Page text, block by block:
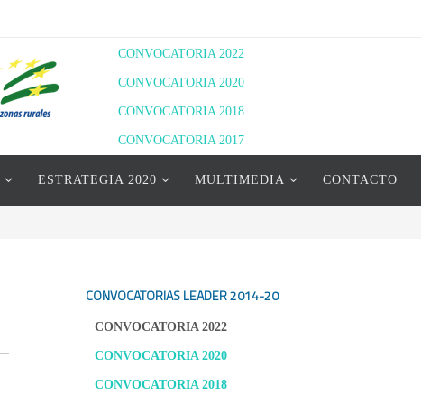
CONVOCATORIA 2022
CONVOCATORIA 2020
CONVOCATORIA 2018
CONVOCATORIA 2017
ESTRATEGIA 2020 MULTIMEDIA CONTACTO
CONVOCATORIAS LEADER2014-20
CONVOCATORIA 2022
CONVOCATORIA 2020
CONVOCATORIA 2018